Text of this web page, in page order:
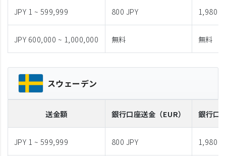
JPY 1 ~ 599,999 800 JPY 1,980
JPY 600,000 ~ 1,000,000 無料 無料
スウェーデン
送金額 銀行口座送金 （EUR） 銀行口
JPY 1 ~ 599,999 800 JPY 1,980